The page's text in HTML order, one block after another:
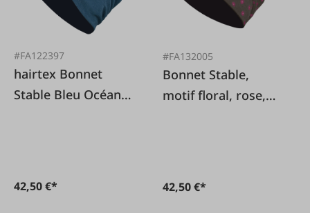
#FA122397
hairtex Bonnet
Stable Bleu Océan
42,50 €*
#FA132005
Bonnet Stable,
motif floral, rose,
42,50 €*